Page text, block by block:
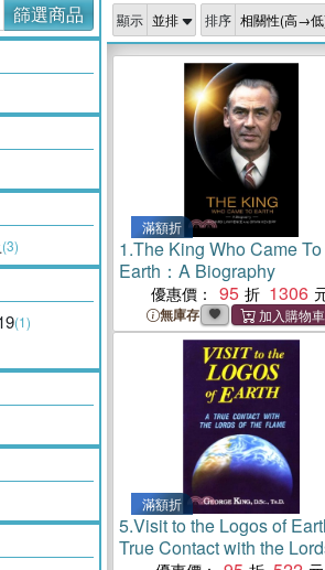
篩選商品
(3)
(1)
顯示 排序
滿額折
1.The King Who Came To
Earth：A Biography
優惠價： 95 1306
無庫存
滿額折
5.Visit to the Logos of
True Contact with the